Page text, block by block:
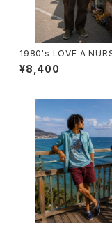
1980's LOVE A
T TRIM T-Shirts -
霜降りリンガーTシャツ-
¥8,400